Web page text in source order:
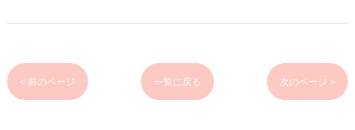
< 前のページ 一覧に戻る 次のページ >